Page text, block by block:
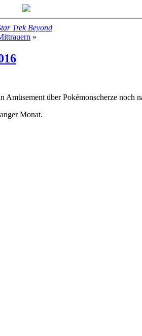
Trek Beyond
»
Amüsement über Pokémonscherze noch
Monat.